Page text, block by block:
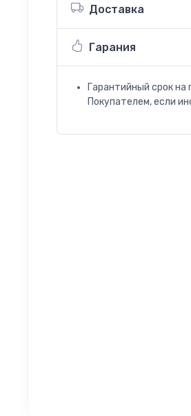
Доставка
Гарания
Гарантийный срок
Покупателем, если